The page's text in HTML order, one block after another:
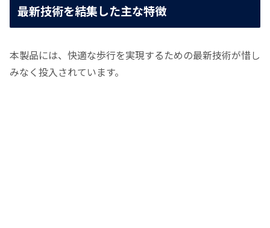
最新技術を結集した主な特徴
本製品には、快適な歩行を実現するための最新技術が惜し
みなく投入されています。